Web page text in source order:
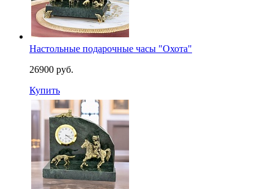
Настольные подарочные часы "Охота"
26900 руб.
Купить